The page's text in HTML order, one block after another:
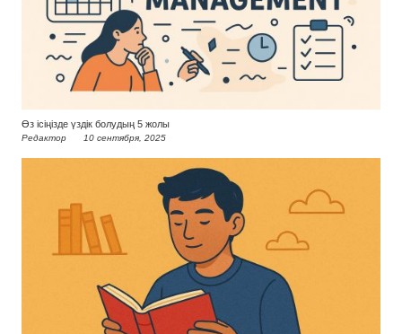
Өз ісіңізде үздік болудың 5 жолы
Редактор 10 сентября, 2025